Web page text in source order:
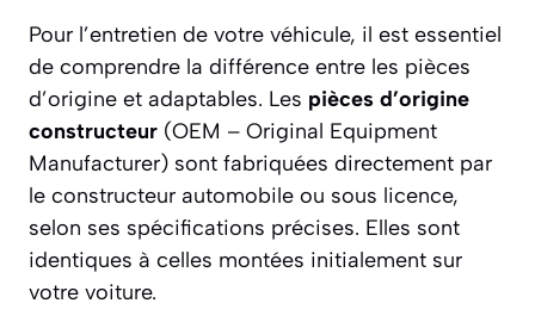
Pour l’entretien de votre véhicule, il est essentiel
de comprendre la différence entre les pièces
d’origine et adaptables. Les pièces d’origine
constructeur (OEM – Original Equipment
Manufacturer) sont fabriquées directement par
le constructeur automobile ou sous licence,
selon ses spécifications précises. Elles sont
identiques à celles montées initialement sur
votre voiture.